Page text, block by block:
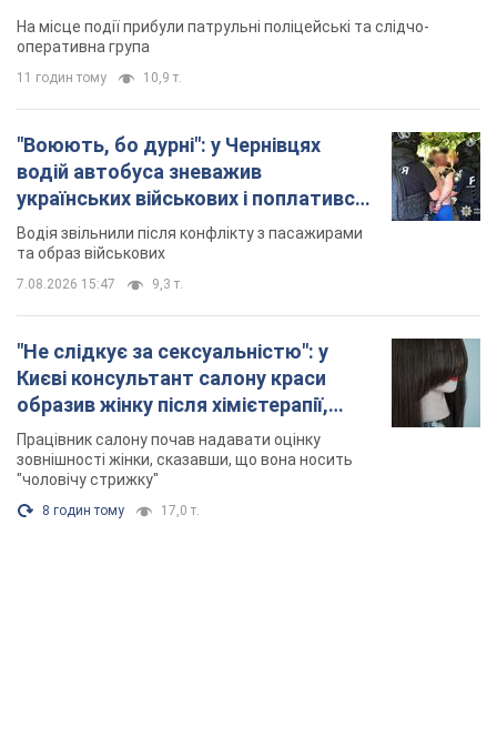
На місце події прибули патрульні поліцейські та слідчо-
оперативна група
11 годин тому 10,9 т.
"Воюють, бо дурні": у Чернівцях
водій автобуса зневажив
українських військових і поплатився.
Відео
Водія звільнили після конфлікту з пасажирами
та образ військових
7.08.2026 15:47 9,3 т.
"Не слідкує за сексуальністю": у
Києві консультант салону краси
образив жінку після хімієтерапії,
розгорівся скандал. Фото
Працівник салону почав надавати оцінку
зовнішності жінки, сказавши, що вона носить
"чоловічу стрижку"
8 годин тому 17,0 т.